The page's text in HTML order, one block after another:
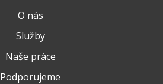
O nás
Služby
Naše práce
Podporujeme